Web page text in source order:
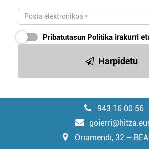
Pribatutasun Politika irakurri
Harpidetu
943 16 00 56
Oriamendi, 32 –